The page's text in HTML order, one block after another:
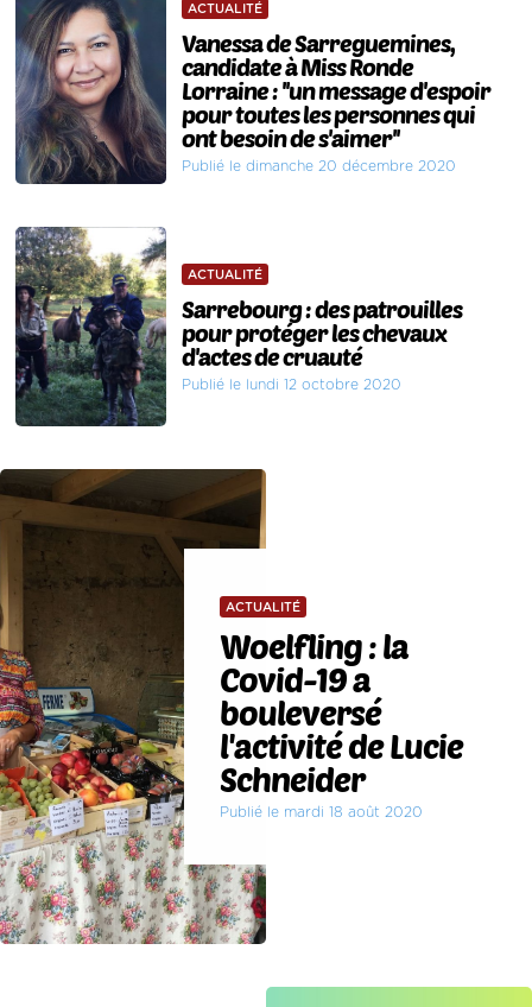
ACTUALITÉ
Vanessa de Sarreguemines,
candidate à Miss Ronde
Lorraine : ''un message d'espoir
pour toutes les personnes qui
ont besoin de s'aimer''
Publié le dimanche 20 décembre 2020
ACTUALITÉ
Sarrebourg : des patrouilles
pour protéger les chevaux
d'actes de cruauté
Publié le lundi 12 octobre 2020
ACTUALITÉ
Woelfling : la
Covid-19 a
bouleversé
l'activité de Lucie
Schneider
Publié le mardi 18 août 2020